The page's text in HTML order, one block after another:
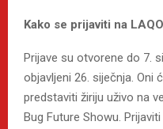
Kako se prijaviti na
Prijave su otvorene do 7.
objavljeni 26. siječnja. Oni
predstaviti žiriju uživo na
Bug Future Showu.